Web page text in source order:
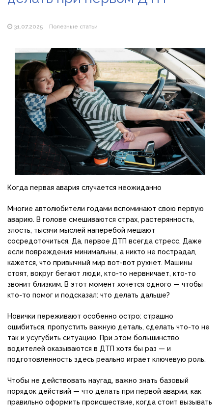
підібрати свою
31.07.2025 Полезные статьи
Когда первая авария случается неожиданно
Многие автолюбители годами вспоминают свою первую
аварию. В голове смешиваются страх, растерянность,
злость, тысячи мыслей наперебой мешают
сосредоточиться. Да, первое ДТП всегда стресс. Даже
если повреждения минимальны, а никто не пострадал,
кажется, что привычный мир вот-вот рухнет. Машины
стоят, вокруг бегают люди, кто-то нервничает, кто-то
звонит близким. В этот момент хочется одного — чтобы
кто-то помог и подсказал: что делать дальше?
Новички переживают особенно остро: страшно
ошибиться, пропустить важную деталь, сделать что-то не
так и усугубить ситуацию. При этом большинство
водителей оказываются в ДТП хотя бы раз — и
подготовленность здесь реально играет ключевую роль.
Чтобы не действовать наугад, важно знать базовый
порядок действий — что делать при первой аварии, как
правильно оформить происшествие, когда стоит вызывать